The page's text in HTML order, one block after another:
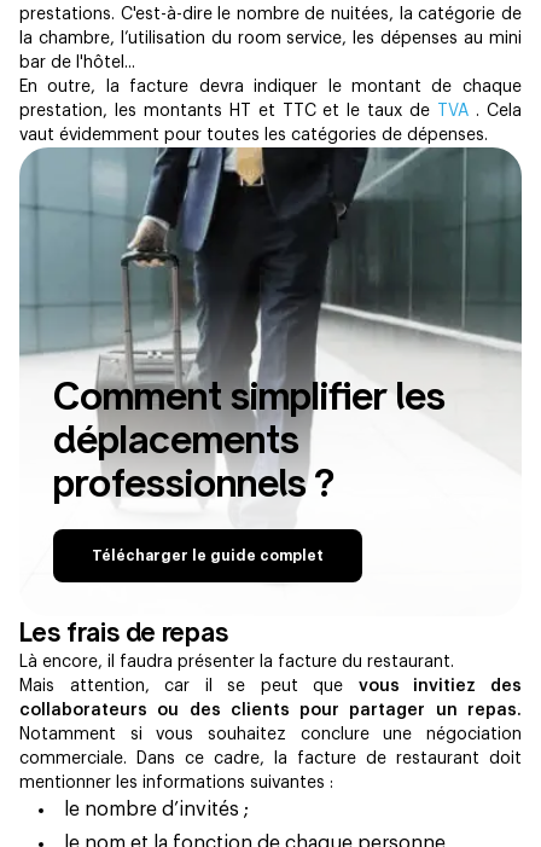
prestations. C'est-à-dire le nombre de nuitées, la catégorie de
la chambre, l’utilisation du room service, les dépenses au mini
bar de l'hôtel...
En outre, la facture devra indiquer le montant de chaque
prestation, les montants HT et TTC et le taux de
TVA . Cela
vaut évidemment pour toutes les catégories de dépenses.
Comment simplifier les
déplacements
professionnels ?
Télécharger le guide complet
Les frais de repas
Là encore, il faudra présenter la facture du restaurant.
Mais attention, car il se peut que vous invitiez des
collaborateurs ou des clients pour partager un repas.
Notamment si vous souhaitez conclure une négociation
commerciale. Dans ce cadre, la facture de restaurant doit
mentionner les informations suivantes :
le nombre d’invités ;
le nom et la fonction de chaque personne